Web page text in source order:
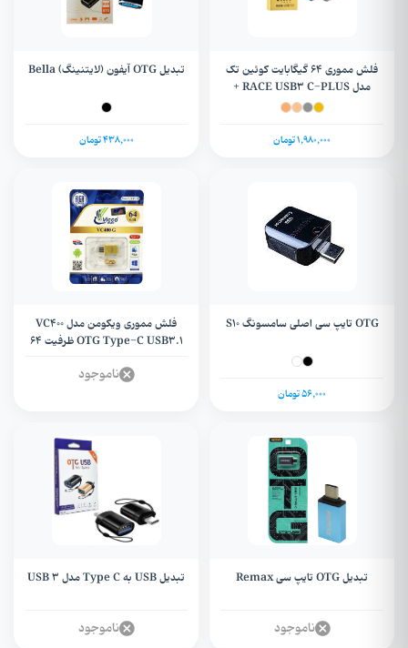
فلش مموری 64 گیگابایت کوئین تک
مدل RACE USB3 C-PLUS +
گارانتی مادام و OTG تایپ سی
1,980,000 تومان
تبدیل OTG آیفون (لایتنینگ) Bella
438,000 تومان
OTG تایپ سی اصلی سامسونگ S10
56,000 تومان
فلش مموری ویکومن مدل VC400
OTG Type-C USB3.1 ظرفیت 64
ناموجود
تبدیل OTG تایپ سی Remax
ناموجود
تبدیل USB به Type C مدل USB 3
ناموجود